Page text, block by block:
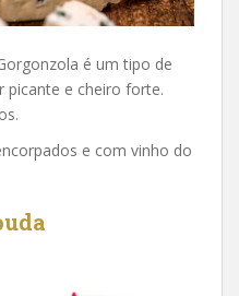
é um tipo de
picante e cheiro forte.
e com vinho do